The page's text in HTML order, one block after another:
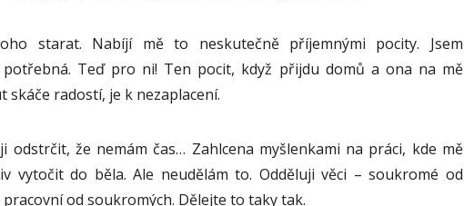
starat. Nabíjí mě to neskutečně příjemnými pocity. Jsem
Teď pro ni! Ten pocit, když přijdu domů a ona na mě
skáče radostí, je k nezaplacení.
odstrčit, že nemám čas… Zahlcena myšlenkami na práci, kde mě
vytočit do běla. Ale neudělám to. Odděluji věci – soukromé od
od soukromých. Dělejte to taky tak.